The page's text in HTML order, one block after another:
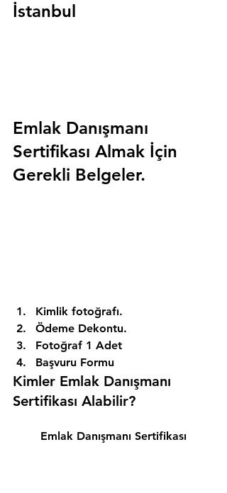
İstanbul
Emlak Danışmanı
Sertifikası Almak İçin
Gerekli Belgeler.
Kimlik fotoğrafı.
Ödeme Dekontu.
Fotoğraf 1 Adet
Başvuru Formu
Kimler Emlak Danışmanı
Sertifikası Alabilir?
Emlak Danışmanı Sertifikası